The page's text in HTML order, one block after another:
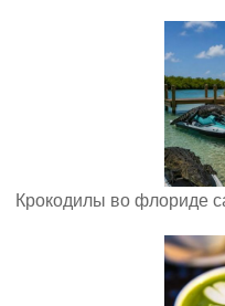
Крокодилы во флориде